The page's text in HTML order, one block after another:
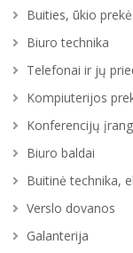
Buities, ūkio
Biuro technika
Telefonai ir jų
Kompiuterijos
Konferencijų
Biuro baldai
Buitinė technika,
Verslo dovanos
Galanterija